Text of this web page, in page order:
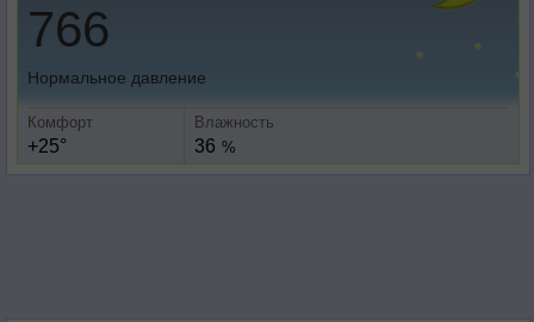
766
Нормальное давление
Комфорт
+25°
Влажность
36 %